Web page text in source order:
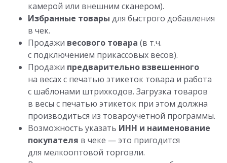
камерой или внешним сканером).
Избранные товары для быстрого добавления
в чек.
Продажи весового товара (в т.ч.
с подключением прикассовых весов).
Продажи предварительно взвешенного
на весах с печатью этикеток товара и работа
с шаблонами штрихкодов. Загрузка товаров
в весы с печатью этикеток при этом должна
производиться из товароучетной программы.
Возможность указать ИНН и наименование
покупателя в чеке — это пригодится
для мелкооптовой торговли.